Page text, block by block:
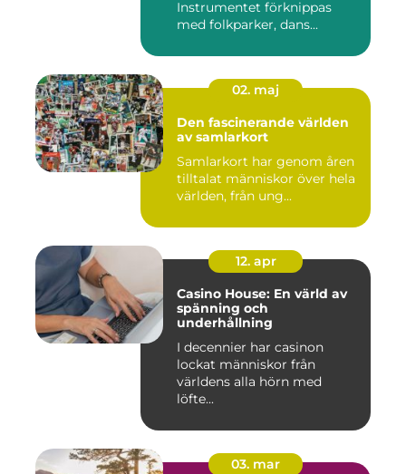
Instrumentet förknippas
med folkparker, dans...
02. maj
Den fascinerande världen
av samlarkort
Samlarkort har genom åren
tilltalat människor över hela
världen, från ung...
12. apr
Casino House: En värld av
spänning och
underhållning
I decennier har casinon
lockat människor från
världens alla hörn med
löfte...
03. mar